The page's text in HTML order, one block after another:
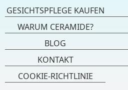
GESICHTSPFLEGE KAUFEN
WARUM CERAMIDE?
BLOG
KONTAKT
COOKIE-RICHTLINIE